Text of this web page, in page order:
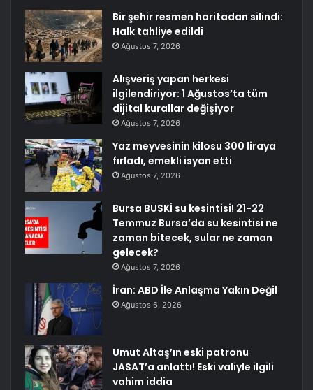
Bir şehir resmen haritadan silindi:
Halk tahliye edildi
Ağustos 7, 2026
Alışveriş yapan herkesi
ilgilendiriyor: 1 Ağustos’ta tüm
dijital kurallar değişiyor
Ağustos 7, 2026
Yaz meyvesinin kilosu 300 liraya
fırladı, emekli isyan etti
Ağustos 7, 2026
Bursa BUSKİ su kesintisi! 21-22
Temmuz Bursa’da su kesintisi ne
zaman bitecek, sular ne zaman
gelecek?
Ağustos 7, 2026
İran: ABD İle Anlaşma Yakın Değil
Ağustos 6, 2026
Umut Altaş’ın eski patronu
JASAT’a anlattı! Eski valiyle ilgili
vahim iddia